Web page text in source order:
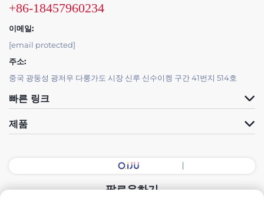
+86-18457960234
이메일:
[email protected]
주소:
중국 광둥성 광저우 다룽가도 시장 신루 신수이켕 구간 41번지 514호
빠른 링크
제품
팔로우하기